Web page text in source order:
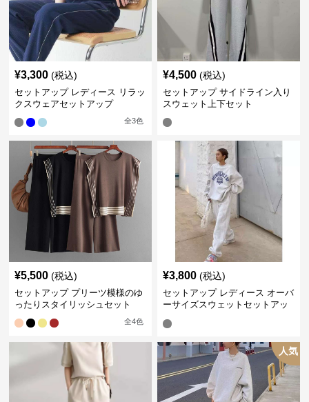
¥3,300 (税込)
セットアップ レディース リラッ
クスウェアセットアップ
全3色
¥4,500 (税込)
セットアップ サイドライン入り
スウェット上下セット
¥5,500 (税込)
セットアップ プリーツ模様のゆ
ったりスタイリッシュセット
全4色
¥3,800 (税込)
セットアップ レディース オーバ
ーサイズスウェットセットアッ
人気